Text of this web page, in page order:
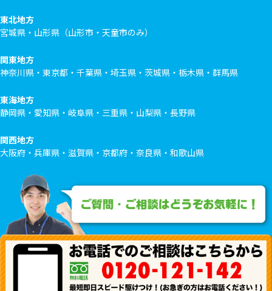
東北地方
宮城県・山形県（山形市・天童市のみ）
関東地方
神奈川県・東京都・千葉県・埼玉県・茨城県・栃木県・群馬県
東海地方
静岡県・愛知県・岐阜県・三重県・山梨県・長野県
関西地方
大阪府・兵庫県・滋賀県・京都府・奈良県・和歌山県